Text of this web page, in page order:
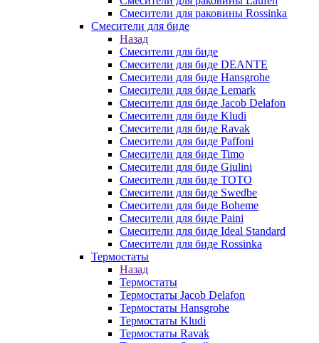
Смесители для раковины Rossinka
Смесители для биде
Назад
Смесители для биде
Смесители для биде DEANTE
Смесители для биде Hansgrohe
Смесители для биде Lemark
Смесители для биде Jacob Delafon
Смесители для биде Kludi
Смесители для биде Ravak
Смесители для биде Paffoni
Смесители для биде Timo
Смесители для биде Giulini
Смесители для биде TOTO
Смесители для биде Swedbe
Смесители для биде Boheme
Смесители для биде Paini
Смесители для биде Ideal Standard
Смесители для биде Rossinka
Термостаты
Назад
Термостаты
Термостаты Jacob Delafon
Термостаты Hansgrohe
Термостаты Kludi
Термостаты Ravak